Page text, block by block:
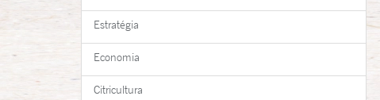
Estratégia
Economia
Citricultura